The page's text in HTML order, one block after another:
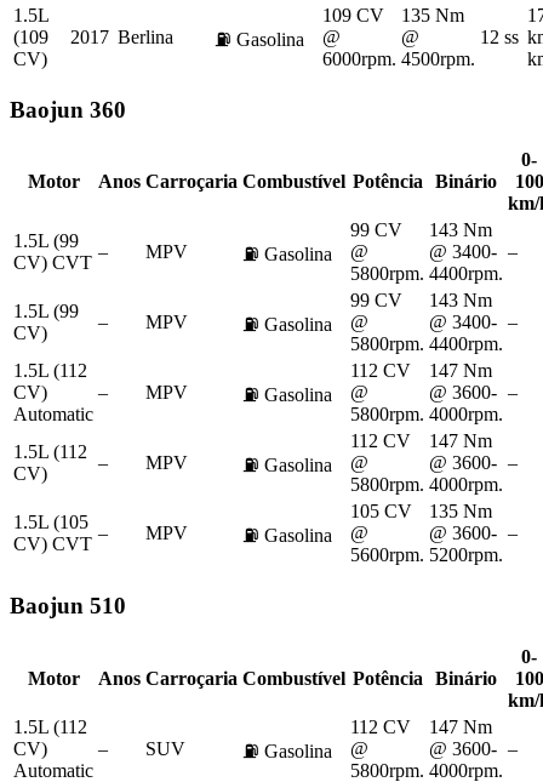
1.5L
(109
CV)
2017 Berlina ⛽ Gasolina
109 CV
@
6000rpm.
135 Nm
@
4500rpm.
12 ss
Baojun 360
Motor Anos Carroçaria Combustível Potência Binário
0-
100
km/
1.5L (99
CV) CVT
– MPV ⛽ Gasolina
99 CV
@
5800rpm.
143 Nm
@ 3400-
4400rpm.
–
1.5L (99
CV)
– MPV ⛽ Gasolina
99 CV
@
5800rpm.
143 Nm
@ 3400-
4400rpm.
–
1.5L (112
CV)
Automatic
– MPV ⛽ Gasolina
112 CV
@
5800rpm.
147 Nm
@ 3600-
4000rpm.
–
1.5L (112
CV)
– MPV ⛽ Gasolina
112 CV
@
5800rpm.
147 Nm
@ 3600-
4000rpm.
–
1.5L (105
CV) CVT
– MPV ⛽ Gasolina
105 CV
@
5600rpm.
135 Nm
@ 3600-
5200rpm.
–
Baojun 510
Motor Anos Carroçaria Combustível Potência Binário
0-
100
km/
1.5L (112
CV)
Automatic
– SUV ⛽ Gasolina
112 CV
@
5800rpm.
147 Nm
@ 3600-
4000rpm.
–